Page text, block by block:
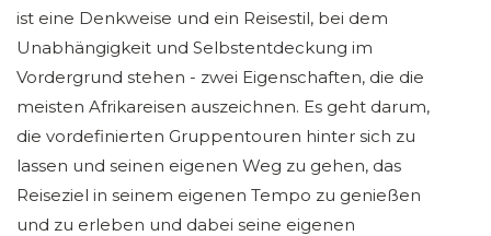
ist eine Denkweise und ein Reisestil, bei dem
Unabhängigkeit und Selbstentdeckung im
Vordergrund stehen - zwei Eigenschaften, die die
meisten Afrikareisen auszeichnen. Es geht darum,
die vordefinierten Gruppentouren hinter sich zu
lassen und seinen eigenen Weg zu gehen, das
Reiseziel in seinem eigenen Tempo zu genießen
und zu erleben und dabei seine eigenen